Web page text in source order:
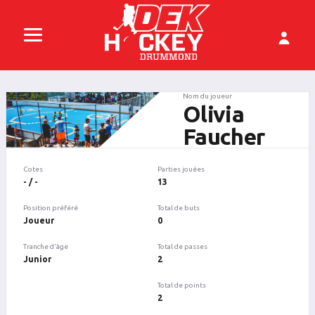
Nom du joueur
Olivia
Faucher
Cotes
- / -
Position préféré
Joueur
Tranche d'âge
Junior
Parties jouées
13
Total de buts
0
Total de passes
2
Total de points
2